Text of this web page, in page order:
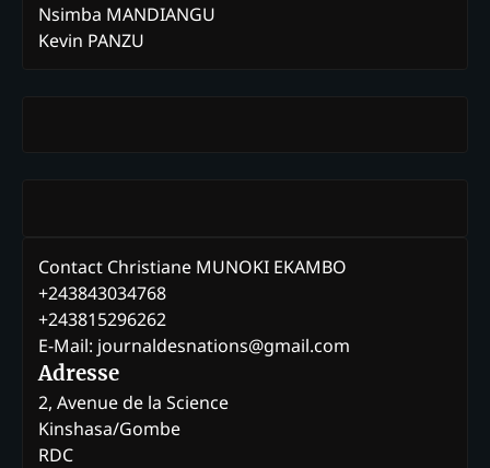
Nsimba MANDIANGU
Kevin PANZU
Contact Christiane MUNOKI EKAMBO
+243843034768
+243815296262
E-Mail: journaldesnations@gmail.com
Adresse
2, Avenue de la Science
Kinshasa/Gombe
RDC